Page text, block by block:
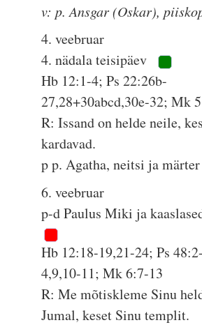
v: p. Ansgar (Oskar),
4. veebruar
4. nädala teisipäev
Hb 12:1-4; Ps 22:26b-
27,28+30abcd,30e-32; Mk
R: Issand on helde neile,
kardavad.
p p. Agatha, neitsi ja märter
6. veebruar
p-d Paulus Miki ja
Hb 12:18-19,21-24; Ps
4,9,10-11; Mk 6:7-13
R: Me mõtiskleme Sinu
Jumal, keset Sinu templit.